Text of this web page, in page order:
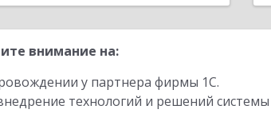
внимание на:
у партнера фирмы 1С.
технологий и решений